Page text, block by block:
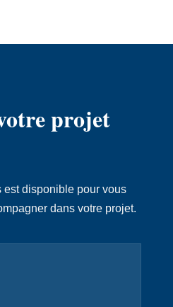
projet
est disponible pour vous
dans votre projet.